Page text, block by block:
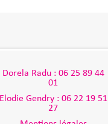
Dorela Radu : 06 25 89 44
01
Elodie Gendry : 06 22 19 51
27